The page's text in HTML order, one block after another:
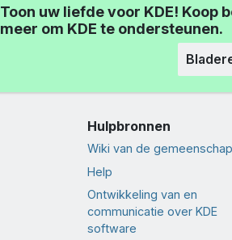
Toon uw liefde voor KDE! Koop
meer om KDE te ondersteunen.
Hulpbronnen
Wiki van de gemeenschap
Help
Ontwikkeling van en
communicatie over KDE
software